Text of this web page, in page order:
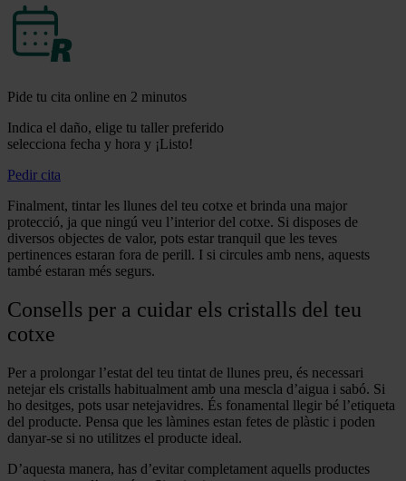
Pide tu cita online en 2 minutos
Indica el daño, elige tu taller preferido
selecciona fecha y hora y ¡Listo!
Pedir cita
Finalment, tintar les llunes del teu cotxe et brinda una major
protecció, ja que ningú veu l’interior del cotxe. Si disposes de
diversos objectes de valor, pots estar tranquil que les teves
pertinences estaran fora de perill. I si circules amb nens, aquests
també estaran més segurs.
Consells per a cuidar els cristalls del teu
cotxe
Per a prolongar l’estat del teu tintat de llunes preu, és necessari
netejar els cristalls habitualment amb una mescla d’aigua i sabó. Si
ho desitges, pots usar netejavidres. És fonamental llegir bé l’etiqueta
del producte. Pensa que les làmines estan fetes de plàstic i poden
danyar-se si no utilitzes el producte ideal.
D’aquesta manera, has d’evitar completament aquells productes